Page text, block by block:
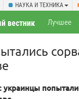
НАУКА И ТЕХНИКА
вестник Лучшее
украинцы